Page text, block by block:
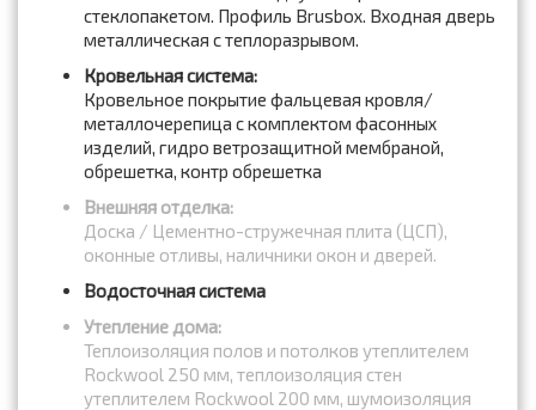
стеклопакетом. Профиль Brusbox. Входная дверь
металлическая с теплоразрывом.
Кровельная система:
Кровельное покрытие фальцевая кровля/
металлочерепица с комплектом фасонных
изделий, гидро ветрозащитной мембраной,
обрешетка, контр обрешетка
Внешняя отделка:
Доска / Цементно-стружечная плита (ЦСП),
оконные отливы, наличники окон и дверей.
Водосточная система
Утепление дома:
Теплоизоляция полов и потолков утеплителем
Rockwool 250 мм, теплоизоляция стен
утеплителем Rockwool 200 мм, шумоизоляция